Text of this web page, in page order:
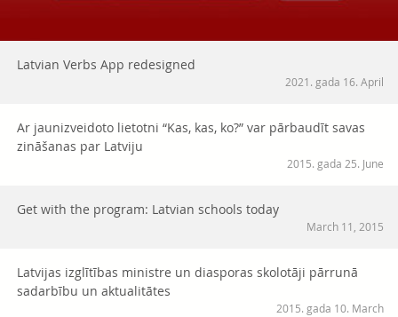
Latvian Verbs App redesigned
2021. gada 16. April
Ar jaunizveidoto lietotni “Kas, kas, ko?” var pārbaudīt savas
zināšanas par Latviju
2015. gada 25. June
Get with the program: Latvian schools today
March 11, 2015
Latvijas izglītības ministre un diasporas skolotāji pārrunā
sadarbību un aktualitātes
2015. gada 10. March